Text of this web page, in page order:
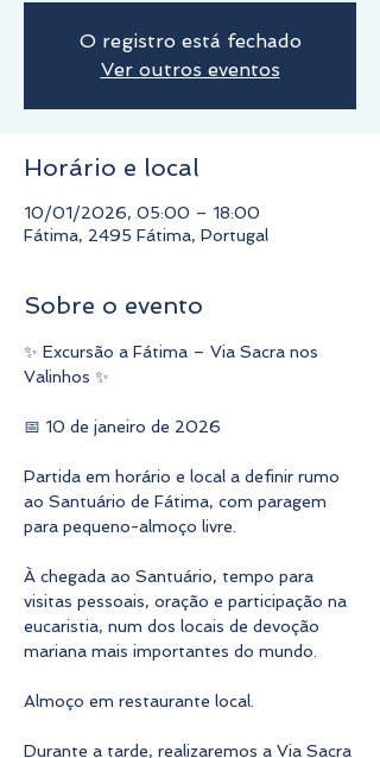
O registro está fechado
Ver outros eventos
Horário e local
10/01/2026, 05:00 – 18:00
Fátima, 2495 Fátima, Portugal
Sobre o evento
✨ Excursão a Fátima – Via Sacra nos
Valinhos ✨
📅 10 de janeiro de 2026
Partida em horário e local a definir rumo
ao Santuário de Fátima, com paragem
para pequeno-almoço livre.
À chegada ao Santuário, tempo para
visitas pessoais, oração e participação na
eucaristia, num dos locais de devoção
mariana mais importantes do mundo.
Almoço em restaurante local.
Durante a tarde, realizaremos a Via Sacra